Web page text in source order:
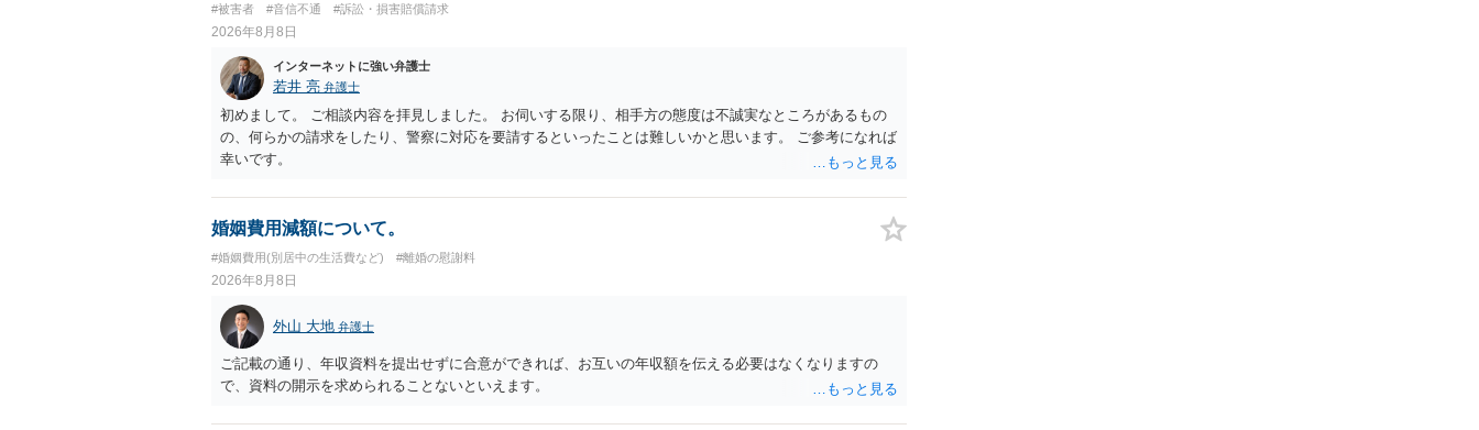
#被害者 #音信不通 #訴訟・損害賠償請求
2026年8月8日
インターネットに強い弁護士
若井 亮 弁護士
初めまして。 ご相談内容を拝見しました。 お伺いする限り、相手方の態度は不誠実なところがあるもの
の、何らかの請求をしたり、警察に対応を要請するといったことは難しいかと思います。 ご参考になれば
幸いです。
婚姻費用減額について。
#婚姻費用(別居中の生活費など) #離婚の慰謝料
2026年8月8日
外山 大地 弁護士
ご記載の通り、年収資料を提出せずに合意ができれば、お互いの年収額を伝える必要はなくなりますの
で、資料の開示を求められることないといえます。